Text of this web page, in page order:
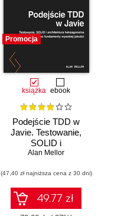
Promocja
książka ebook
Podejście TDD w
Javie. Testowanie,
SOLID i
architektura
fundamenty
wysokiej jakości
Alan Mellor
(47,40 zł najniższa cena z 30 dni)
49.77 zł